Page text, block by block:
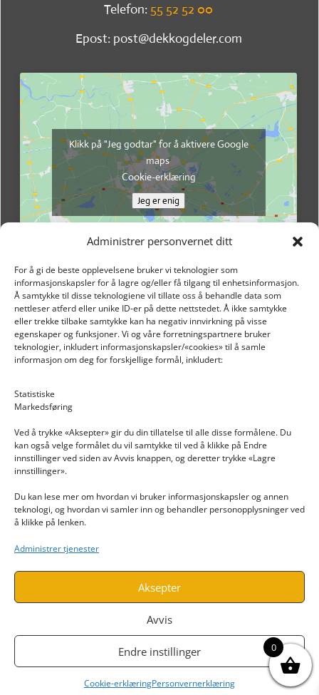
Administrer personvernet ditt
For å gi de beste opplevelsene bruker vi teknologier som
informasjonskapsler for å lagre og/eller få tilgang til enhetsinformasjon.
Å samtykke til disse teknologiene vil tillate oss å behandle data som
nettleser atferd eller unike ID-er på dette nettstedet. Å ikke samtykke
eller trekke tilbake samtykke kan ha negativ innvirkning på visse
egenskaper og funksjoner. Vi og våre forretningspartnere bruker
teknologier, inkludert informasjonskapsler/«cookies» til å samle
informasjon om deg for forskjellige formål, inkludert:
Statistiske
Markedsføring
Ved å trykke «Aksepter» gir du din tillatelse til alle disse formålene. Du
kan også velge formålet du vil samtykke til ved å klikke på Endre
innstillinger ved siden av Avvis knappen, og deretter trykke «Lagre
innstillinger».
Du kan lese mer om hvordan vi bruker informasjonskapsler og annen
teknologi, og hvordan vi samler inn og behandler personopplysninger ved
å klikke på lenken.
Administrer tjenester
Aksepter
Avvis
Endre instillinger
Cookie-erklæringPersonvernerklæring
Telefon: 55 52 52 00
Epost: post@dekkogdeler.com
Klikk på "Jeg godtar" for å aktivere Google
maps
Cookie-erklæring
Jeg er enig
INFORMASJON
Personvern
Utviklet avwww.webshop1.no
0